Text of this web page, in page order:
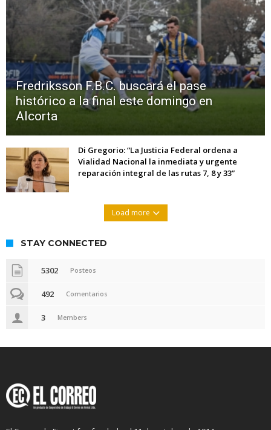
Fredriksson F.B.C. buscará el pase
histórico a la final este domingo en
Alcorta
Di Gregorio: “La Justicia Federal ordena a
Vialidad Nacional la inmediata y urgente
reparación integral de las rutas 7, 8 y 33”
Load more
STAY CONNECTED
5302 Posteos
492 Comentarios
3 Members